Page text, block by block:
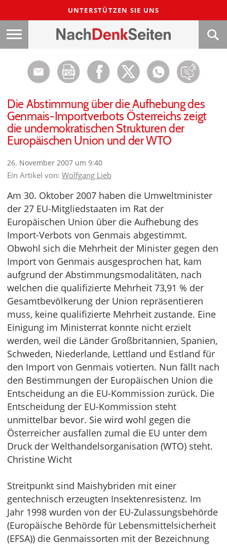
UNTERSTÜTZEN SIE UNS
Die Abstimmung über die Aufhebung des
Genmais-Importverbots Österreichs zeigt
die undemokratischen Strukturen der
Europäischen Union und der WTO
26. November 2007 um 9:40
Ein Artikel von: Wolfgang Lieb
Am 30. Oktober 2007 haben die Umweltminister
der 27 EU-Mitgliedstaaten im Rat der
Europäischen Union über die Aufhebung des
Import-Verbots von Genmais abgestimmt.
Obwohl sich die Mehrheit der Minister gegen den
Import von Genmais ausgesprochen hat, kam
aufgrund der Abstimmungsmodalitäten, nach
welchen die qualifizierte Mehrheit 73,91 % der
Gesamtbevölkerung der Union repräsentieren
muss, keine qualifizierte Mehrheit zustande. Eine
Einigung im Ministerrat konnte nicht erzielt
werden, weil die Länder Großbritannien, Spanien,
Schweden, Niederlande, Lettland und Estland für
den Import von Genmais votierten. Nun fällt nach
den Bestimmungen der Europäischen Union die
Entscheidung an die EU-Kommission zurück. Die
Entscheidung der EU-Kommission steht
unmittelbar bevor. Sie wird wohl gegen die
Österreicher ausfallen zumal die EU unter dem
Druck der Welthandelsorganisation (WTO) steht.
Christine Wicht
Streitpunkt sind Maishybriden mit einer
gentechnisch erzeugten Insektenresistenz. Im
Jahr 1998 wurden von der EU-Zulassungsbehörde
(Europäische Behörde für Lebensmittelsicherheit
(EFSA)) die Genmaissorten mit der Bezeichnung